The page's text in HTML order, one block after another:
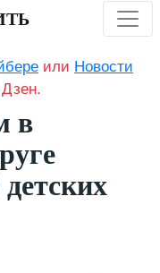
или Новости
в